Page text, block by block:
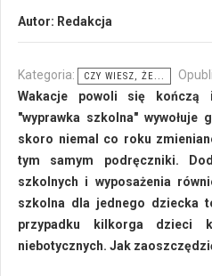
Autor: Redakcja
Kategoria: CZY WIESZ, ŻE...
Wakacje powoli się kończą
"wyprawka szkolna" wywołuje
skoro niemal co roku
tym samym podręczniki.
szkolnych i wyposażenia
szkolna dla jednego dziecka
przypadku kilkorga dzieci
niebotycznych. Jak